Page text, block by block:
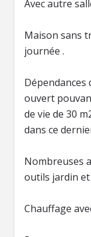
Avec autre
Maison sans
journée .
ouvert
de vie de 30
dans ce
Nombreuses
outils jardin et
Chauffage